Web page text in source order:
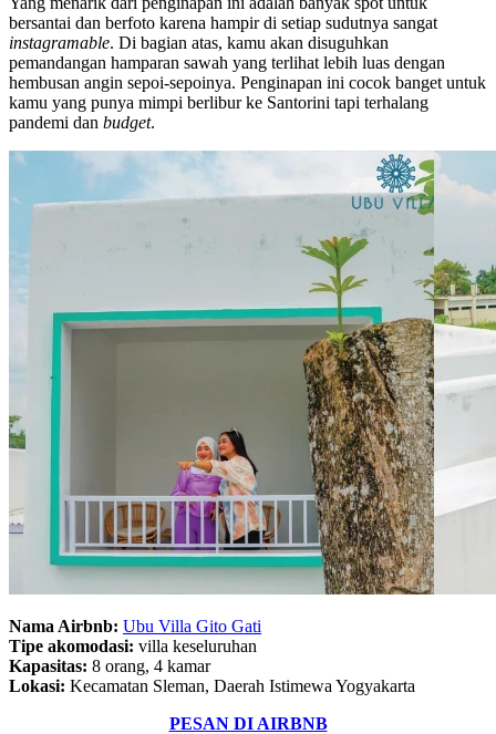
bersantai dan berfoto karena hampir di setiap sudutnya sangat
instagramable. Di bagian atas, kamu akan disuguhkan
pemandangan hamparan sawah yang terlihat lebih luas dengan
hembusan angin sepoi-sepoinya. Penginapan ini cocok banget untuk
kamu yang punya mimpi berlibur ke Santorini tapi terhalang
pandemi dan budget.
Nama Airbnb: Ubu Villa Gito Gati
Tipe akomodasi: villa keseluruhan
Kapasitas: 8 orang, 4 kamar
Lokasi: Kecamatan Sleman, Daerah Istimewa Yogyakarta
PESAN DI AIRBNB